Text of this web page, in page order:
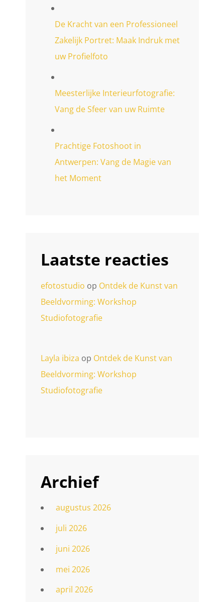
De Kracht van een Professioneel
Zakelijk Portret: Maak Indruk met
uw Profielfoto
Meesterlijke Interieurfotografie:
Vang de Sfeer van uw Ruimte
Prachtige Fotoshoot in
Antwerpen: Vang de Magie van
het Moment
Laatste reacties
efotostudio op Ontdek de Kunst van
Beeldvorming: Workshop
Studiofotografie
Layla ibiza op Ontdek de Kunst van
Beeldvorming: Workshop
Studiofotografie
Archief
augustus 2026
juli 2026
juni 2026
mei 2026
april 2026